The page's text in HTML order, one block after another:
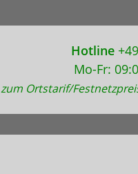
Hotline
Mo-Fr:
zum Ortstarif/